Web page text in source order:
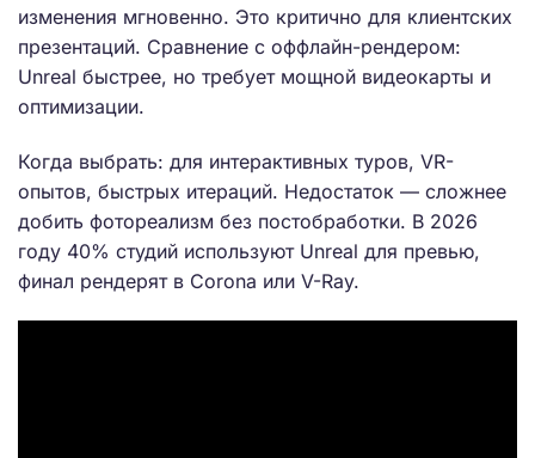
изменения мгновенно. Это критично для клиентских
презентаций. Сравнение с оффлайн-рендером:
Unreal быстрее, но требует мощной видеокарты и
оптимизации.
Когда выбрать: для интерактивных туров, VR-
опытов, быстрых итераций. Недостаток — сложнее
добить фотореализм без постобработки. В 2026
году 40% студий используют Unreal для превью,
финал рендерят в Corona или V-Ray.